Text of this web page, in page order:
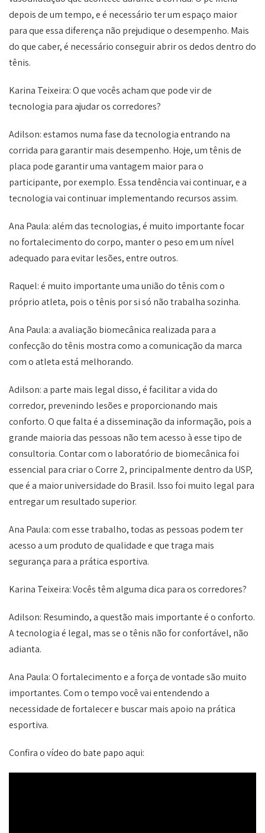
depois de um tempo, e é necessário ter um espaço maior
para que essa diferença não prejudique o desempenho. Mais
do que caber, é necessário conseguir abrir os dedos dentro do
tênis.
Karina Teixeira: O que vocês acham que pode vir de
tecnologia para ajudar os corredores?
Adilson: estamos numa fase da tecnologia entrando na
corrida para garantir mais desempenho. Hoje, um tênis de
placa pode garantir uma vantagem maior para o
participante, por exemplo. Essa tendência vai continuar, e a
tecnologia vai continuar implementando recursos assim.
Ana Paula: além das tecnologias, é muito importante focar
no fortalecimento do corpo, manter o peso em um nível
adequado para evitar lesões, entre outros.
Raquel: é muito importante uma união do tênis com o
próprio atleta, pois o tênis por si só não trabalha sozinha.
Ana Paula: a avaliação biomecânica realizada para a
confecção do tênis mostra como a comunicação da marca
com o atleta está melhorando.
Adilson: a parte mais legal disso, é facilitar a vida do
corredor, prevenindo lesões e proporcionando mais
conforto. O que falta é a disseminação da informação, pois a
grande maioria das pessoas não tem acesso à esse tipo de
consultoria. Contar com o laboratório de biomecânica foi
essencial para criar o Corre 2, principalmente dentro da USP,
que é a maior universidade do Brasil. Isso foi muito legal para
entregar um resultado superior.
Ana Paula: com esse trabalho, todas as pessoas podem ter
acesso a um produto de qualidade e que traga mais
segurança para a prática esportiva.
Karina Teixeira: Vocês têm alguma dica para os corredores?
Adilson: Resumindo, a questão mais importante é o conforto.
A tecnologia é legal, mas se o tênis não for confortável, não
adianta.
Ana Paula: O fortalecimento e a força de vontade são muito
importantes. Com o tempo você vai entendendo a
necessidade de fortalecer e buscar mais apoio na prática
esportiva.
Confira o vídeo do bate papo aqui: